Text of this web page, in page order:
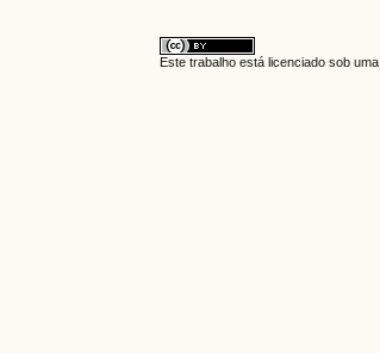
Este trabalho está licenciado sob uma